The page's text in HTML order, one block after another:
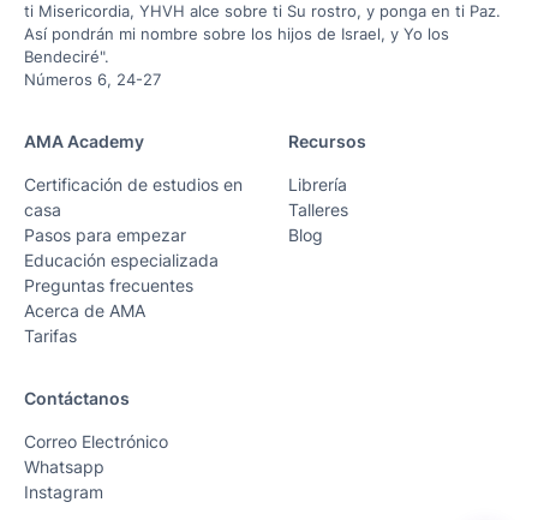
ti Misericordia, YHVH alce sobre ti Su rostro, y ponga en ti Paz.
Así pondrán mi nombre sobre los hijos de Israel, y Yo los
Bendeciré".
Números 6, 24-27
AMA Academy
Certificación de estudios en
casa
Pasos para empezar
Educación especializada
Preguntas frecuentes
Acerca de AMA
Tarifas
Recursos
Librería
Talleres
Blog
Contáctanos
Correo Electrónico
Whatsapp
Instagram